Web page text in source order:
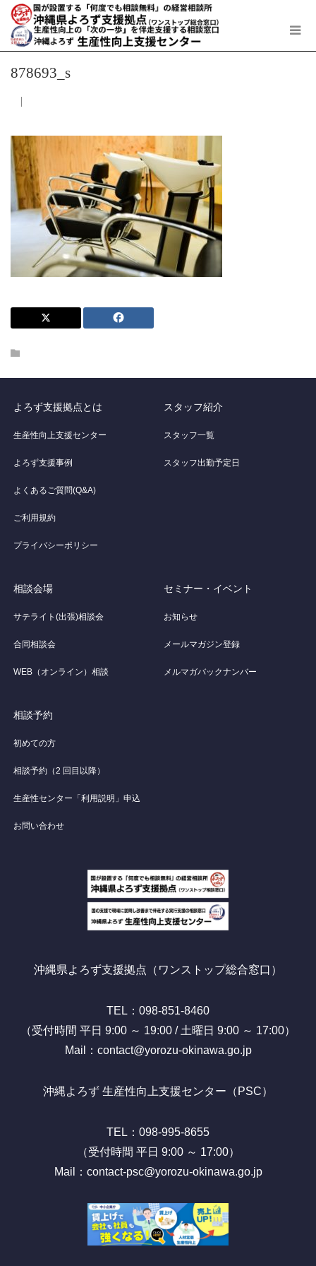
878693_s
よろず支援拠点とは
生産性向上支援センター
よろず支援事例
よくあるご質問(Q&A)
ご利用規約
プライバシーポリシー
スタッフ紹介
スタッフ一覧
スタッフ出勤予定日
相談会場
サテライト(出張)相談会
合同相談会
WEB（オンライン）相談
セミナー・イベント
お知らせ
メールマガジン登録
メルマガバックナンバー
相談予約
初めての方
相談予約（2 回目以降）
生産性センター「利用説明」申込
お問い合わせ
沖縄県よろず支援拠点（ワンストップ総合窓口）
TEL：098-851-8460
（受付時間 平日 9:00 ～ 19:00 / 土曜日 9:00 ～ 17:00）
Mail：contact@yorozu-okinawa.go.jp
沖縄よろず 生産性向上支援センター（PSC）
TEL：098-995-8655
（受付時間 平日 9:00 ～ 17:00）
Mail：contact-psc@yorozu-okinawa.go.jp